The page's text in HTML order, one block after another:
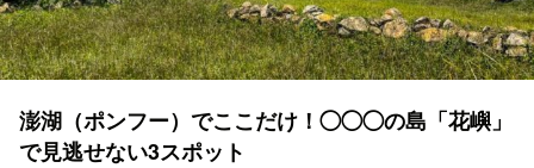
澎湖（ポンフー）でここだけ！◯◯◯の島「花嶼」
で見逃せない3スポット